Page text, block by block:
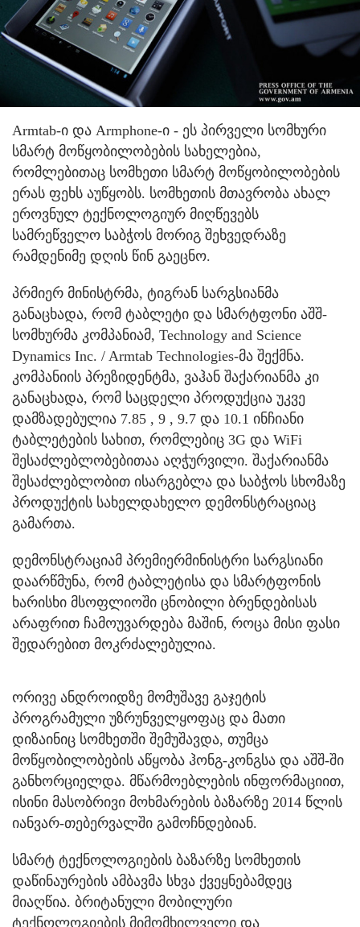
Armtab-ი და Armphone-ი - ეს პირველი სომხური
სმარტ მოწყობილობების სახელებია,
რომლებითაც სომხეთი სმარტ მოწყობილობების
ერას ფეხს აუწყობს. სომხეთის მთავრობა ახალ
ეროვნულ ტექნოლოგიურ მიღწევებს
სამრეწველო საბჭოს მორიგ შეხვედრაზე
რამდენიმე დღის წინ გაეცნო.
პრმიერ მინისტრმა, ტიგრან სარგსიანმა
განაცხადა, რომ ტაბლეტი და სმარტფონი აშშ-
სომხურმა კომპანიამ, Technology and Science
Dynamics Inc. / Armtab Technologies-მა შექმნა.
კომპანიის პრეზიდენტმა, ვაჰან შაქარიანმა კი
განაცხადა, რომ საცდელი პროდუქცია უკვე
დამზადებულია 7.85 , 9 , 9.7 და 10.1 ინჩიანი
ტაბლეტების სახით, რომლებიც 3G და WiFi
შესაძლებლობებითაა აღჭურვილი. შაქარიანმა
შესაძლებლობით ისარგებლა და საბჭოს სხომაზე
პროდუქტის სახელდახელო დემონსტრაციაც
გამართა.
დემონსტრაციამ პრემიერმინისტრი სარგსიანი
დაარწმუნა, რომ ტაბლეტისა და სმარტფონის
ხარისხი მსოფლიოში ცნობილი ბრენდებისას
არაფრით ჩამოუვარდება მაშინ, როცა მისი ფასი
შედარებით მოკრძალებულია.
ორივე ანდროიდზე მომუშავე გაჯეტის
პროგრამული უზრუნველყოფაც და მათი
დიზაინიც სომხეთში შემუშავდა, თუმცა
მოწყობილობების აწყობა ჰონგ-კონგსა და აშშ-ში
განხორციელდა. მწარმოებლების ინფორმაციით,
ისინი მასობრივი მოხმარების ბაზარზე 2014 წლის
იანვარ-თებერვალში გამოჩნდებიან.
სმარტ ტექნოლოგიების ბაზარზე სომხეთის
დაწინაურების ამბავმა სხვა ქვეყნებამდეც
მიაღწია. ბრიტანული მობილური
ტექნოლოგიების მიმომხილველი და